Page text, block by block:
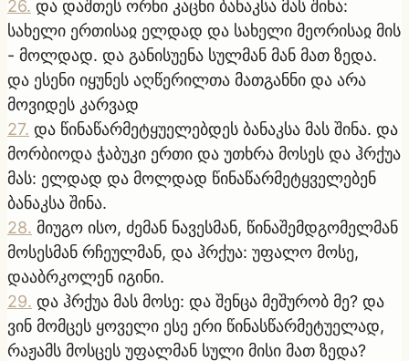
26. და დაშთეს ორნი კაცნი ბანაკსა მას შინა:
სახელი ერთისაჲ ელდად და სახელი მეორისაჲ მის
- მოლდად. და განისუენა სულმან მან მათ ზედა.
და ესენი იყუნეს აღწერილთა მათგანნი და არა
მოვიდეს კარვად
27. და წინაწარმეტყუელებდეს ბანაკსა მას შინა. და
მორბიოდა ჭაბუკი ერთი და უთხრა მოსეს და ჰრქუა
მას: ელდად და მოლდად წინაწარმეტყველებენ
ბანაკსა შინა.
28. მიუგო ისო, ძემან ნავესმან, წინაშემდგომელმან
მოსესმან რჩეულმან, და ჰრქუა: უფალო მოსე,
დააბრკოლენ იგინი.
29. და ჰრქუა მას მოსე: და შენცა მეშურობ მე? და
ვინ მომცეს ყოველი ესე ერი წინასწარმეტუელად,
რაჟამს მოსცეს უფალმან სული მისი მათ ზედა?